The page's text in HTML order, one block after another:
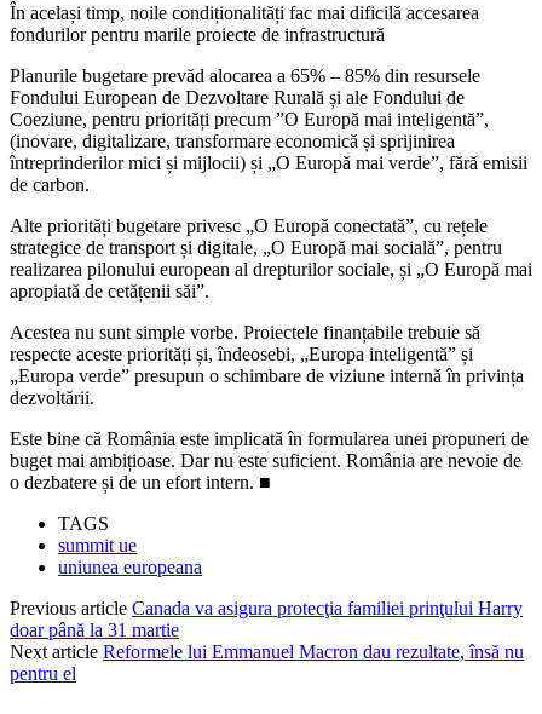
În același timp, noile condiționalități fac mai dificilă accesarea
fondurilor pentru marile proiecte de infrastructură
Planurile bugetare prevăd alocarea a 65% – 85% din resursele
Fondului European de Dezvoltare Rurală și ale Fondului de
Coeziune, pentru priorități precum ”O Europă mai inteligentă”,
(inovare, digitalizare, transformare economică și sprijinirea
întreprinderilor mici și mijlocii) și „O Europă mai verde”, fără emisii
de carbon.
Alte priorități bugetare privesc „O Europă conectată”, cu rețele
strategice de transport și digitale, „O Europă mai socială”, pentru
realizarea pilonului european al drepturilor sociale, și „O Europă mai
apropiată de cetățenii săi”.
Acestea nu sunt simple vorbe. Proiectele finanțabile trebuie să
respecte aceste priorități și, îndeosebi, „Europa inteligentă” și
„Europa verde” presupun o schimbare de viziune internă în privința
dezvoltării.
Este bine că România este implicată în formularea unei propuneri de
buget mai ambițioase. Dar nu este suficient. România are nevoie de
o dezbatere și de un efort intern. ■
TAGS
summit ue
uniunea europeana
Previous article Canada va asigura protecţia familiei prinţului Harry
doar până la 31 martie
Next article Reformele lui Emmanuel Macron dau rezultate, însă nu
pentru el